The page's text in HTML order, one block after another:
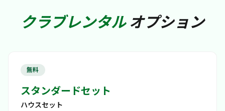
クラブレンタル オプション
無料
スタンダードセット
ハウスセット